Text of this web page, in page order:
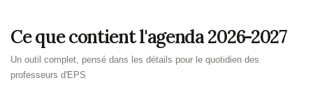
Ce que contient l'agenda 2026-2027
Un outil complet, pensé dans les détails pour le quotidien des
professeurs d'EPS